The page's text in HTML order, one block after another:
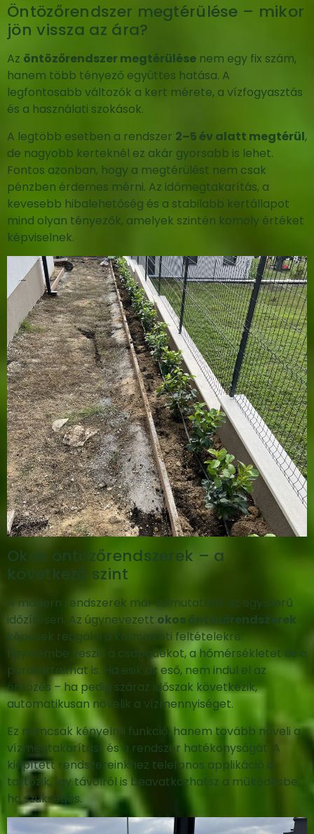
Öntözőrendszer megtérülése – mikor
jön vissza az ára?
Az öntözőrendszer megtérülése nem egy fix szám,
hanem több tényező együttes hatása. A
legfontosabb változók a kert mérete, a vízfogyasztás
és a használati szokások.
A legtöbb esetben a rendszer 2–5 év alatt megtérül,
de nagyobb kerteknél ez akár gyorsabb is lehet.
Fontos azonban, hogy a megtérülést nem csak
pénzben érdemes mérni. Az időmegtakarítás, a
kevesebb hibalehetőség és a stabilabb kertállapot
mind olyan tényezők, amelyek szintén komoly értéket
képviselnek.
Okos öntözőrendszerek – a
következő szint
A modern rendszerek már túlmutatnak az egyszerű
időzítésen. Az úgynevezett okos öntözőrendszerek
képesek reagálni a környezeti feltételekre:
figyelembe veszik a csapadékot, a hőmérsékletet és a
páratartalmat is. Ha esik az eső, nem indul el az
öntözés – ha pedig száraz időszak következik,
automatikusan növelik a vízmennyiséget.
Ez nemcsak kényelmi funkció, hanem tovább növeli a
vízmegtakarítást és a rendszer hatékonyságát. A
kiépített rendszereinkhez telefonos applikáció is
tartozik, így távolról is beavatkozhatsz a működésbe,
ha szükséges.